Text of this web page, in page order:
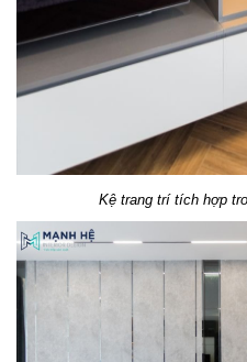
Kệ trang trí tích hợp